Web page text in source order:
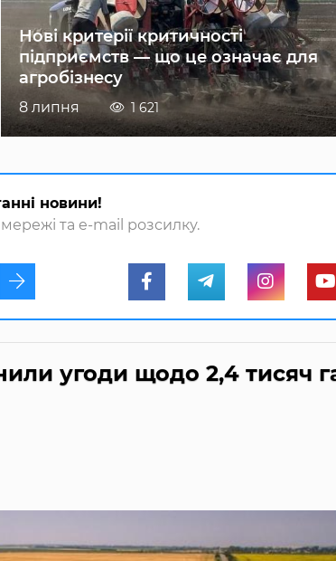
Нові критерії критичності
підприємств — що це означає для
агробізнесу
8 липня 1 621
новини!
та e-mail розсилку.
угоди щодо 2,4 тисяч